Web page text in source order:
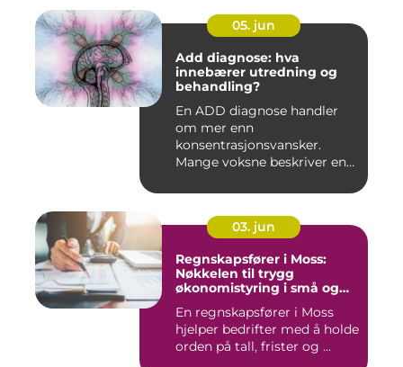
05. jun
Add diagnose: hva
innebærer utredning og
behandling?
En ADD diagnose handler
om mer enn
konsentrasjonsvansker.
Mange voksne beskriver en
03. jun
Regnskapsfører i Moss:
Nøkkelen til trygg
økonomistyring i små og
En regnskapsfører i Moss
hjelper bedrifter med å holde
orden på tall, frister og ...